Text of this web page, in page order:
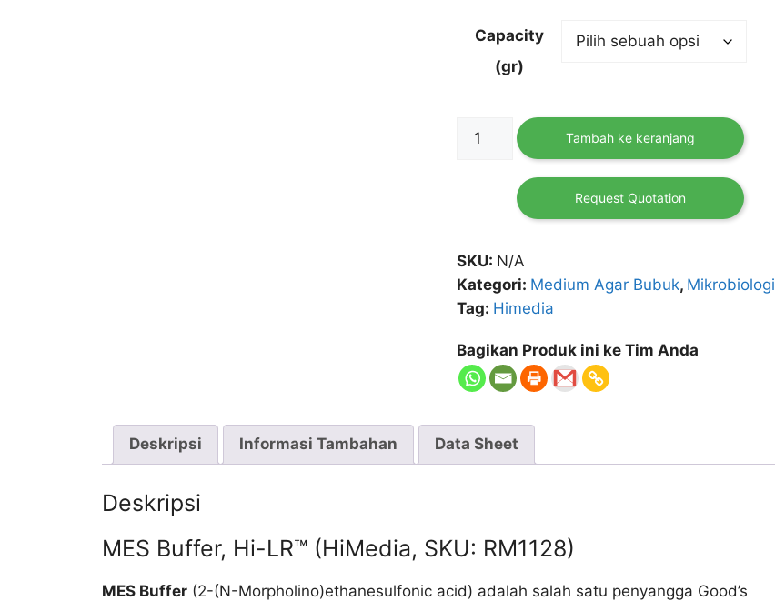
Capacity
(gr)
Kuantitas
MES
Tambah ke keranjang
Request Quotation
SKU: N/A
Kategori: Medium Agar Bubuk, Mikrobiologi
Tag: Himedia
Bagikan Produk ini ke Tim Anda
Deskripsi Informasi Tambahan Data Sheet
Deskripsi
MES Buffer, Hi-LR™ (HiMedia, SKU: RM1128)
MES Buffer (2-(N-Morpholino)ethanesulfonic acid) adalah salah satu penyangga Good’s